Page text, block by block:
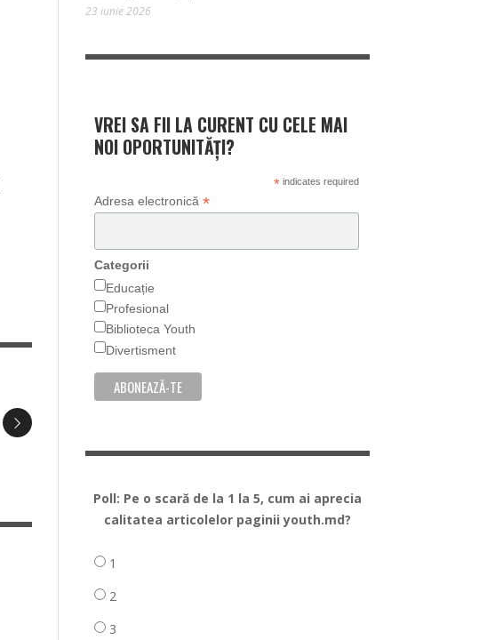
23 iunie 2026
VREI SA FII LA CURENT CU CELE MAI
NOI OPORTUNITĂȚI?
*indicates required
Adresa electronică *
Categorii
Educație
Profesional
Biblioteca Youth
Divertisment
Poll: Pe o scară de la 1 la 5, cum ai aprecia
calitatea articolelor paginii youth.md?
1
2
3